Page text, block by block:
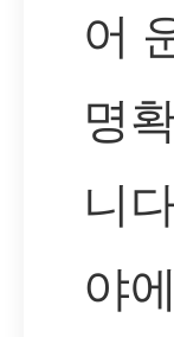
어
명
니
야